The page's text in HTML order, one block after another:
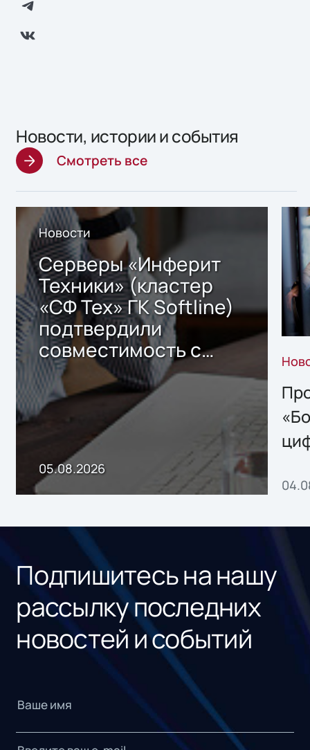
Новости, истории и события
Смотреть все
Новости
Серверы «Инферит
Техники» (кластер
«СФ Тех» ГК Softline)
подтвердили
совместимость с
решением Sharx
Storage 2.x для
хранения данных
05.08.2026
Подпишитесь на нашу
рассылку последних
новостей и событий